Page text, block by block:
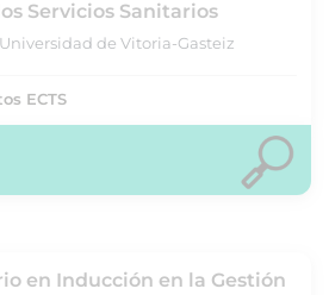
Servicios Sanitarios
de Vitoria-Gasteiz
ECTS
en Inducción en la Gestión